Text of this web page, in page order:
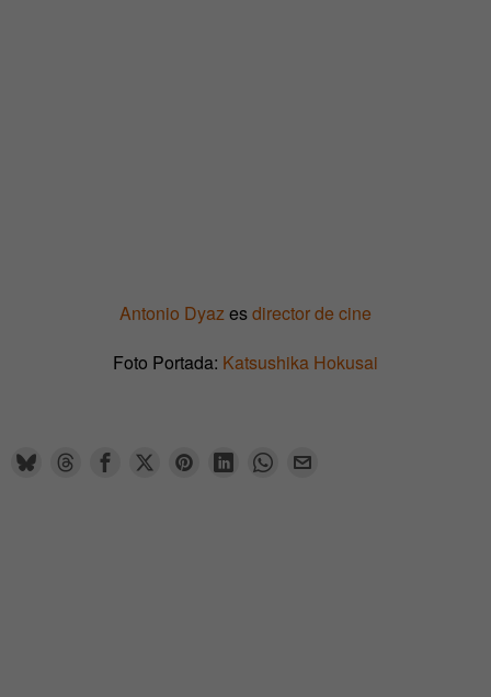
Antonio Dyazesdirector de cine
Foto Portada: Katsushika Hokusai